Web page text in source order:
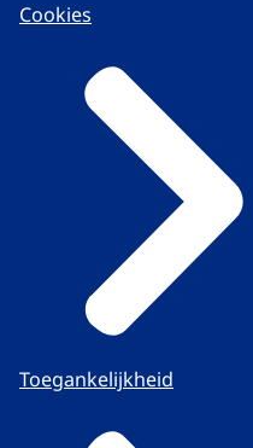
Cookies
Toegankelijkheid